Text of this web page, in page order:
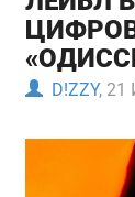
D!ZZY, 21